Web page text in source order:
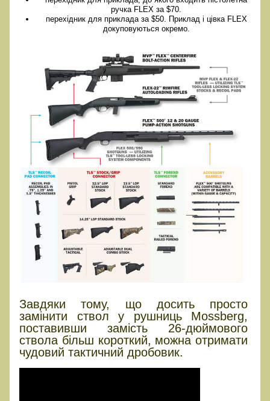
ручка FLEX за $70.
перехідник для приклада за $50. Приклад і цівка FLEX
докуповуються окремо.
Завдяки тому, що досить просто
замінити ствол у рушниць Mossberg,
поставивши замість 26-дюймового
ствола більш короткий, можна отримати
чудовий тактичний дробовик.